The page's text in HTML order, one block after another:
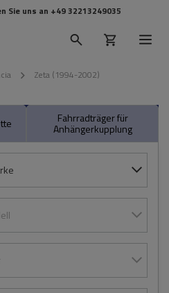
Sie uns an +49 32213249035
Zeta (1994-2002)
Fahrradträger für
Anhängerkupplung